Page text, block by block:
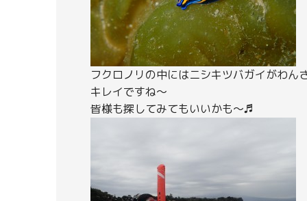
フクロノリの中にはニシキツバガイがわん
キレイですね～
皆様も探してみてもいいかも～♬